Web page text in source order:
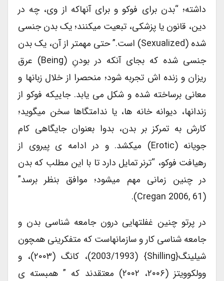
داشته؛ “بدن برای فوکو و برای آنهاکه از وی، چه در
دین، قانون یا پزشکی، تبعیت میکنند؛ یک بدن جنسی
شده (sexualized) است.” حتی مهمتر از آن، یک بدن
جنسی شده که بجای آنکه در بودنِ (being) عرق
ریزان و زنده اش تجربه شود؛ منحصرا از خلال زبانها و
معانی برساخته شده و شکل می یابد. جاییکه فوکو از
زندانها، دیوانه خانه ها، یا ندامتگاها سخن میگوید؛
کارش به تمرکز بر بدن، بدوا بعنوان جایگاهی کام
جویانه (erotic) میکشد. و در ادامه ی پیروی از
رهیافت فوکو، “ترنر تمایل دارد تا با این مطلب که بدن
در چنین زمانی مهم میشود؛ موافق بنظر برسد”
در پرتو چنین غفلتهایی درون جامعه شناسی بدن و
جامعه شناسی کار و سازمانهاست که متفکرینی همچون
شیلینگ{Shilling} (2003/1993)، کانگ (۲۰۰۳)، و
وولکوویتز (۲۰۰۶، ۲۰۰۲) معتقدند که ” همبسته ی